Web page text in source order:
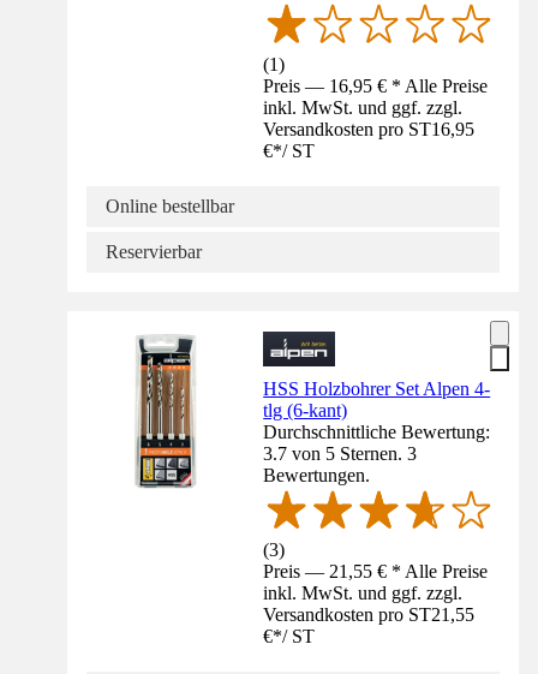
(1)
Preis — 16,95 € * Alle Preise
inkl. MwSt. und ggf. zzgl.
Versandkosten pro ST16,95
€*/ ST
Online bestellbar
Reservierbar
HSS Holzbohrer Set Alpen 4-
tlg (6-kant)
Durchschnittliche Bewertung:
3.7 von 5 Sternen. 3
Bewertungen.
(3)
Preis — 21,55 € * Alle Preise
inkl. MwSt. und ggf. zzgl.
Versandkosten pro ST21,55
€*/ ST